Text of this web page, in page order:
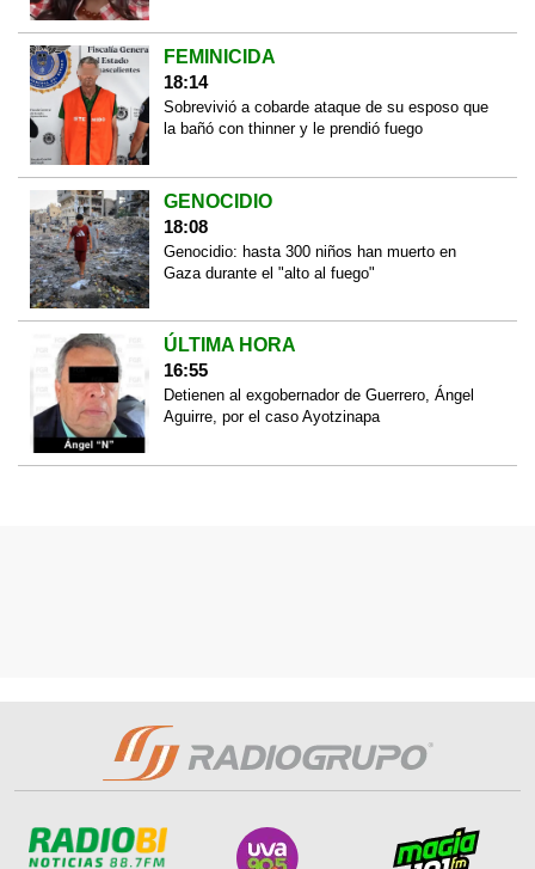
FEMINICIDA
18:14
Sobrevivió a cobarde ataque de su esposo que
la bañó con thinner y le prendió fuego
GENOCIDIO
18:08
Genocidio: hasta 300 niños han muerto en
Gaza durante el "alto al fuego"
ÚLTIMA HORA
16:55
Detienen al exgobernador de Guerrero, Ángel
Aguirre, por el caso Ayotzinapa